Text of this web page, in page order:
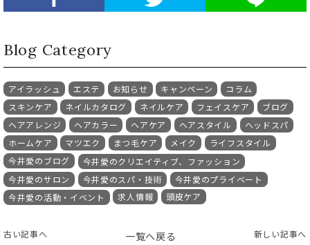
Blog Category
アイラッシュ エステ お知らせ キャンペーン
コラム
スキンケア
ネイルカタログ ネイルケア フェイスケア
ブログ
ヘアアレンジ
ヘアカラー ヘアケア ヘアスタイル
ヘッドスパ
ホームケア
マツエク まつ毛ケア メイク
ライフスタイル
今井愛のブログ
今井愛のクリエイティブ、ファッション
今井愛のサロン
今井愛のスパ・技術
今井愛のプライベート
今井愛の活動・イベント
求人情報 頭皮ケア
古い記事へ 一覧へ戻る 新しい記事へ